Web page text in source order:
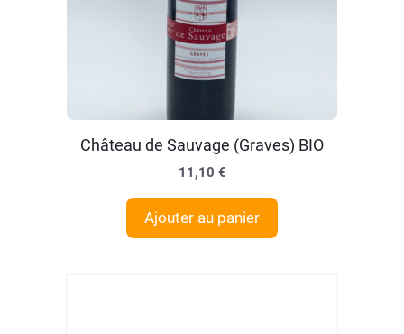
Château de Sauvage (Graves) BIO
11,10 €
Ajouter au panier